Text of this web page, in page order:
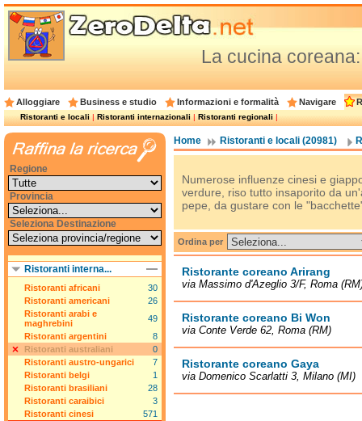
La cucina
Alloggiare Business e studio Informazioni e formalità Navigare
Ristoranti e locali|Ristoranti internazionali|Ristoranti regionali|
Home Ristoranti e locali (20981)
Numerose influenze cinesi e
verdure, riso tutto insaporito da
pepe, da gustare con le
Ordina per
Ristorante coreano Arirang
via Massimo d'Azeglio 3/F, Roma
Ristorante coreano Bi Won
via Conte Verde 62, Roma (RM)
Ristorante coreano Gaya
via Domenico Scarlatti 3, Milano (MI)
Regione
Provincia
Seleziona Destinazione
Ristoranti interna...
Ristoranti africani
30
Ristoranti americani
26
Ristoranti arabi e
maghrebini
49
Ristoranti argentini
8
Ristoranti australiani
0
Ristoranti austro-ungarici
7
Ristoranti belgi
1
Ristoranti brasiliani
28
Ristoranti caraibici
3
Ristoranti cinesi
571